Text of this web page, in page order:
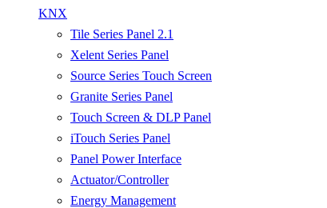
KNX
Tile Series Panel 2.1
Xelent Series Panel
Source Series Touch Screen
Granite Series Panel
Touch Screen & DLP Panel
iTouch Series Panel
Panel Power Interface
Actuator/Controller
Energy Management